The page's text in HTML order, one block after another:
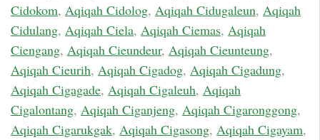
Cidokom, Aqiqah Cidolog, Aqiqah Cidugaleun, Aqiqah
Cidulang, Aqiqah Ciela, Aqiqah Ciemas, Aqiqah
Ciengang, Aqiqah Cieundeur, Aqiqah Cieunteung,
Aqiqah Cieurih, Aqiqah Cigadog, Aqiqah Cigadung,
Aqiqah Cigagade, Aqiqah Cigaleuh, Aqiqah
Cigalontang, Aqiqah Ciganjeng, Aqiqah Cigaronggong,
Aqiqah Cigarukgak, Aqiqah Cigasong, Aqiqah Cigayam,